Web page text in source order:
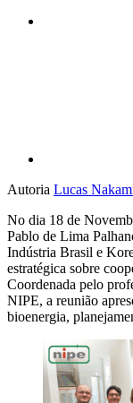
Autoria Lucas
No dia 18 de
Pablo de Lima
Indústria Brasil e
estratégica sobre
Coordenada pelo
NIPE, a reunião
bioenergia,